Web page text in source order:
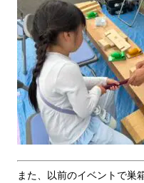
また、以前のイベントで巣